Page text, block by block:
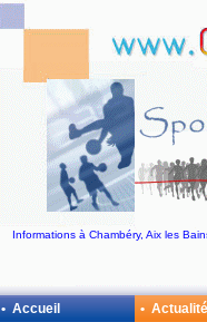
Informations à Chambéry, Aix les
• Accueil •